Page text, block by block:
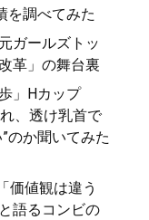
を調べてみた
ガールズトッ
革」の舞台裏
」Hカップ
、透け乳首で
のか聞いてみた
価値観は違う
語るコンビの